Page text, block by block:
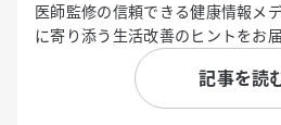
医師監修の信頼できる健康情報メ
に寄り添う生活改善のヒントをお届
記事を読